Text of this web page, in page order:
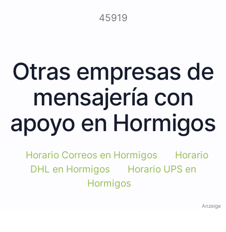
45919
Otras empresas de
mensajería con
apoyo en Hormigos
Horario Correos en Hormigos
Horario
DHL en Hormigos
Horario UPS en
Hormigos
Anzeige